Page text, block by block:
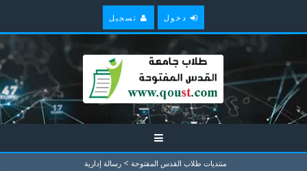
دخول تسجيل
منتديات طلاب القدس المفتوحة > رسالة إدارية